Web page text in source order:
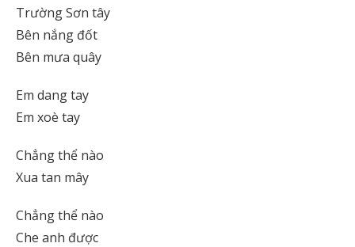
Trường Sơn tây
Bên nắng đốt
Bên mưa quây
Em dang tay
Em xoè tay
Chẳng thể nào
Xua tan mây
Chẳng thể nào
Che anh được